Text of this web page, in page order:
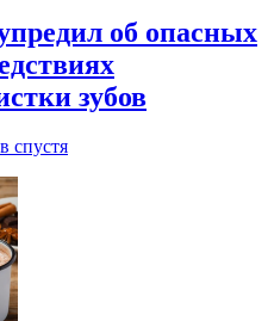
об опасных
зубов
спустя